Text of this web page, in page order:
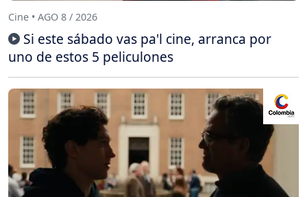
Cine • AGO 8 / 2026
Si este sábado vas pa'l cine, arranca por
uno de estos 5 peliculones